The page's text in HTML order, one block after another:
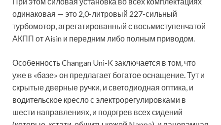
одинаковая — это 2,0-литровый 227-сильный
турбомотор, агрегатированный с восьмиступенчатой
АКПП от Aisin и передним либо полным приводом.
Особенность Changan Uni-K заключается в том, что
уже в «базе» он предлагает богатое оснащение. Тут и
скрытые дверные ручки, и светодиодная оптика, и
водительское кресло с электрорегулировками в
шести направлениях, и подогрев всех сидений